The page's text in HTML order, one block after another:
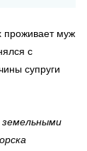
проживает муж
с
супруги